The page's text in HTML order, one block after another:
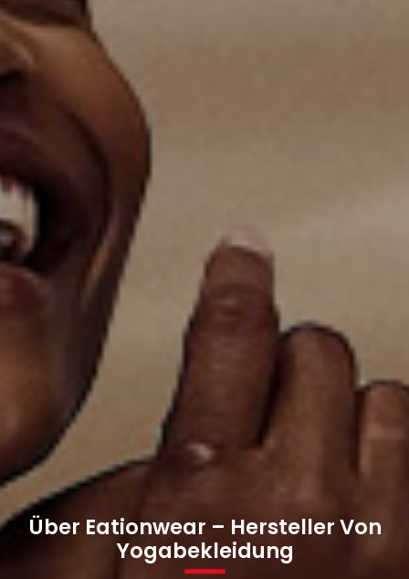
Über Eationwear – Hersteller Von
Yogabekleidung